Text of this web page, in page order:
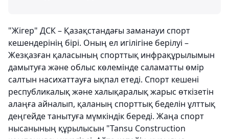
"Жігер" ДСК – Қазақстандағы заманауи спорт
кешендерінің бірі. Оның ел игілігіне берілуі –
Жезқазған қаласының спорттық инфрақұрылымын
дамытуға және облыс көлемінде саламатты өмір
салтын насихаттауға ықпал етеді. Спорт кешені
республикалық және халықаралық жарыс өткізетін
алаңға айналып, қаланың спорттық беделін ұлттық
деңгейде танытуға мүмкіндік береді. Жаңа спорт
нысанының құрылысын "Tansu Construction